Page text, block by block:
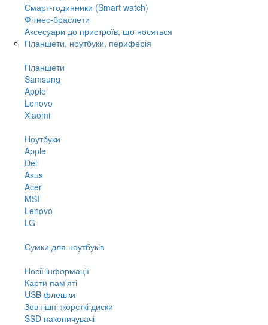
Смарт-годинники (Smart watch)
Фітнес-браслети
Аксесуари до пристроїв, що носяться
Планшети, ноутбуки, периферія
Планшети
Samsung
Apple
Lenovo
Xiaomi
Ноутбуки
Apple
Dell
Asus
Acer
MSI
Lenovo
LG
Сумки для ноутбуків
Носії інформації
Карти пам'яті
USB флешки
Зовнішні жорсткі диски
SSD накопичувачі